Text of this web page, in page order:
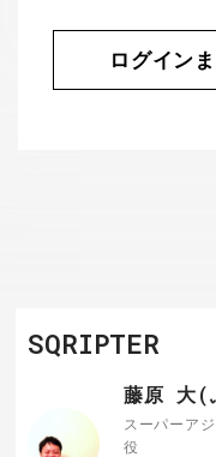
ログイン
SQRIPTER
藤原 大(
スーパーア
役